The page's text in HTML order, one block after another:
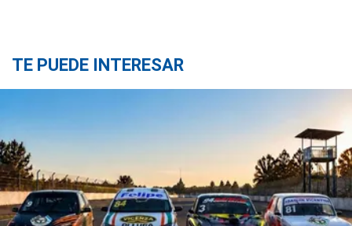
TE PUEDE INTERESAR